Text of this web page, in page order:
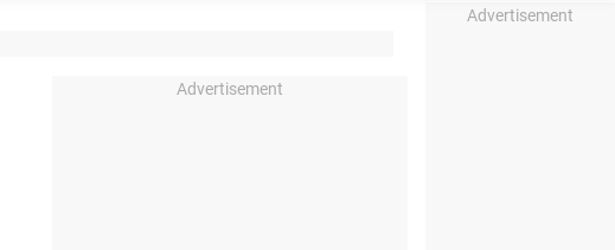
Advertisement
Advertisement